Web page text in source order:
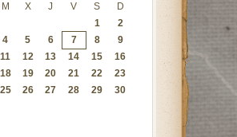
M X J V S
D
1
2
4 5 6 7 8
9
11 12 13 14 15
16
18 19 20 21 22
23
25 26 27 28 29
30